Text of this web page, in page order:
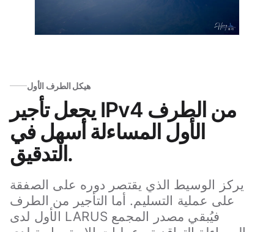
هيكل الطرف الأول
يجعل تأجير IPv4 من الطرف
الأول المساءلة أسهل في
التدقيق.
يركز الوسيط الذي يقتصر دوره على الصفقة
على عملية التسليم. أما التأجير من الطرف
الأول لدى LARUS فيُبقي مصدر المجمع